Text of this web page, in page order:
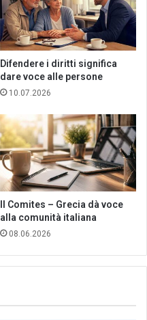
Difendere i diritti significa
dare voce alle persone
10.07.2026
Il Comites – Grecia dà voce
alla comunità italiana
08.06.2026